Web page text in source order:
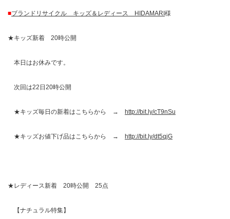
■ブランドリサイクル キッズ＆レディース HIDAMARI様
★キッズ新着 20時公開
本日はお休みです。
次回は22日20時公開
★キッズ毎日の新着はこちらから → http://bit.ly/cT9nSu
★キッズお値下げ品はこちらから → http://bit.ly/dt5qjG
★レディース新着 20時公開 25点
【ナチュラル特集】